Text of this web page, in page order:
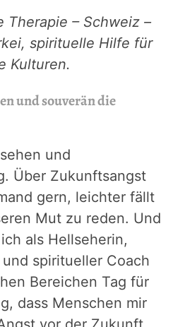
Therapie – Schweiz –
spirituelle Hilfe für
Kulturen.
und souverän die
und
Über Zukunftsangst
gern, leichter fällt
Mut zu reden. Und
als Hellseherin,
spiritueller Coach
Bereichen Tag für
dass Menschen mir